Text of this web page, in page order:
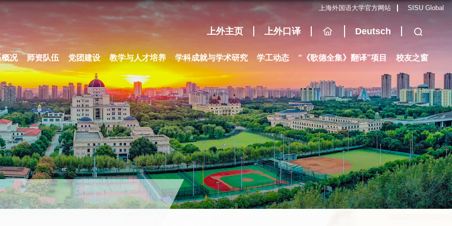
上海外国语大学官方网站 SISU Global
上外主页 上外口译 Deutsch
况 师资队伍 党团建设 教学与人才培养 学科成就与学术研究 学工动态 “《歌德全集》翻译”项目 校友之窗